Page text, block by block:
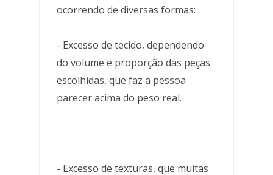
ocorrendo de diversas formas:
- Excesso de tecido, dependendo
do volume e proporção das peças
escolhidas, que faz a pessoa
parecer acima do peso real.
- Excesso de texturas, que muitas